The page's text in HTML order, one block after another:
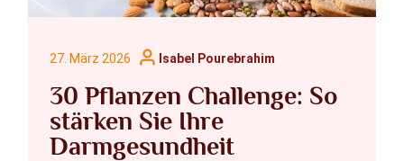
30 Pflanzen Challenge: So
stärken Sie Ihre
Darmgesundheit
27. März 2026 Isabel Pourebrahim